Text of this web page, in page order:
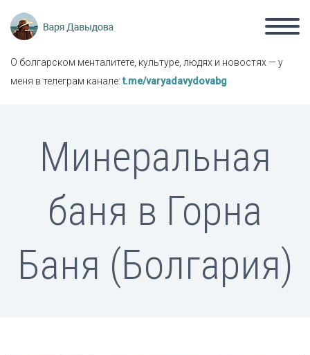
О болгарском менталитете, культуре, людях и новостях — у
меня в телеграм канале:t.me/varyadavydovabg
Минеральная
баня в Горна
Баня (Болгария)